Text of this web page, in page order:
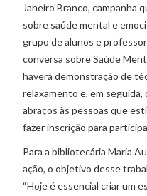
Janeiro Branco, campanha
sobre saúde mental e
grupo de alunos e
conversa sobre Saúde
haverá demonstração de
relaxamento e, em
abraços às pessoas que
fazer inscrição para
Para a bibliotecária Maria
ação, o objetivo desse
“Hoje é essencial criar um